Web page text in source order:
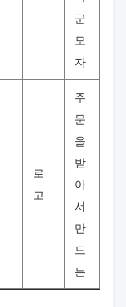
군
모
자
로
고
주
문
을
받
아
서
만
드
는